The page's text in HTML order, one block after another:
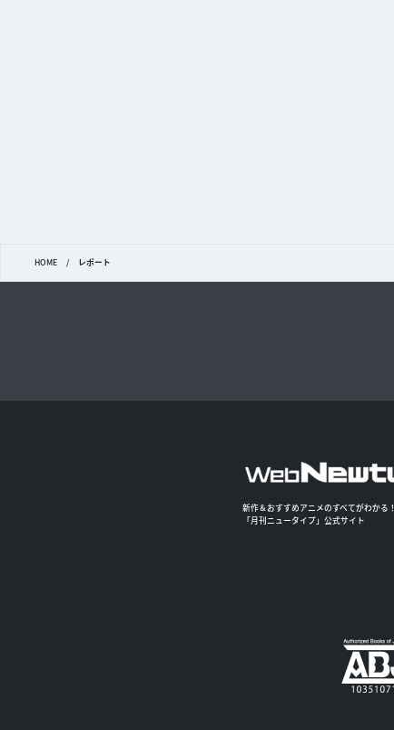
HOME / レポート
新作＆おすすめアニメのすべてがわかる！
「月刊ニュータイプ」公式サイト